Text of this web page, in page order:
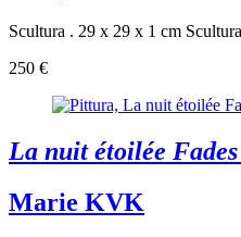
Scultura . 29 x 29 x 1 cm
250 €
La nuit étoilée
Marie KVK